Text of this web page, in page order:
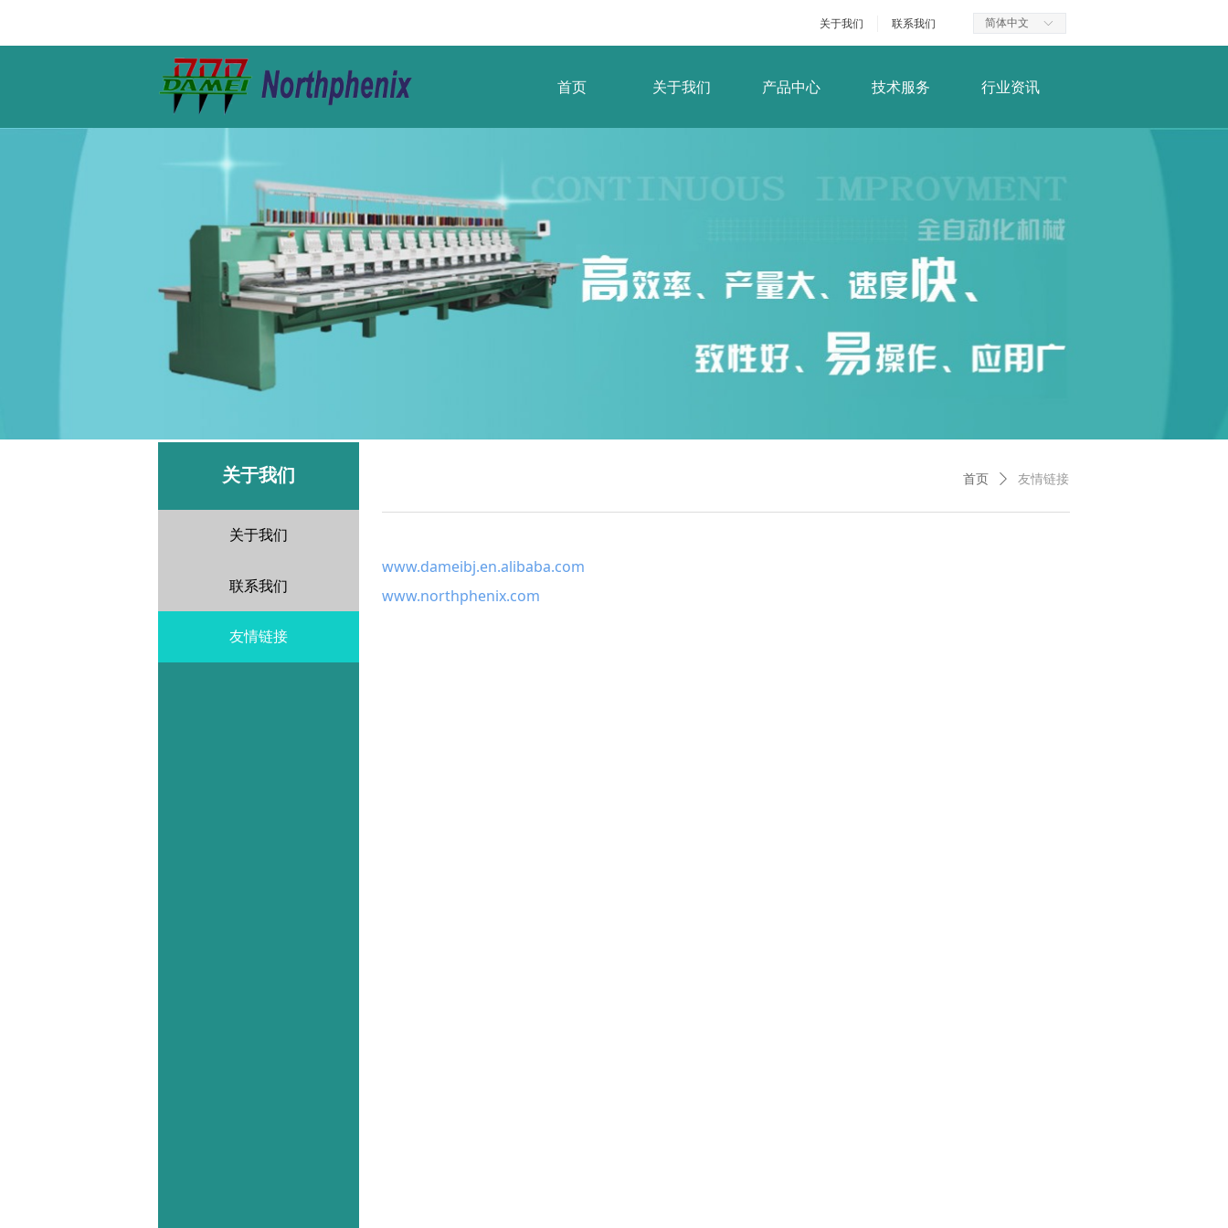
首页 关于我们 产品中心 技术服务 行业资讯
ꀅ
简体中文
关于我们 联系我们
关于我们
关于我们
联系我们
友情链接
首页 ꄲ 友情链接
www.dameibj.en.alibaba.com
www.northphenix.com